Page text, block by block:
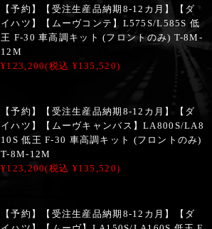
【予約】【受注生産品納期8-12カ月】【ダ
イハツ】【ムーヴコンテ】L575S/L585S 低
王 F-30 車高調キット (フロントのみ) T-8M-
12M
¥123,200(税込 ¥135,520)
【予約】【受注生産品納期8-12カ月】【ダ
イハツ】【ムーヴキャンバス】LA800S/LA8
10S 低王 F-30 車高調キット (フロントのみ)
T-8M-12M
¥123,200(税込 ¥135,520)
【予約】【受注生産品納期8-12カ月】【ダ